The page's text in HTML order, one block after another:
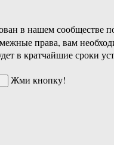
в нашем сообществе
права, вам
в кратчайшие сроки
Жми кнопку!